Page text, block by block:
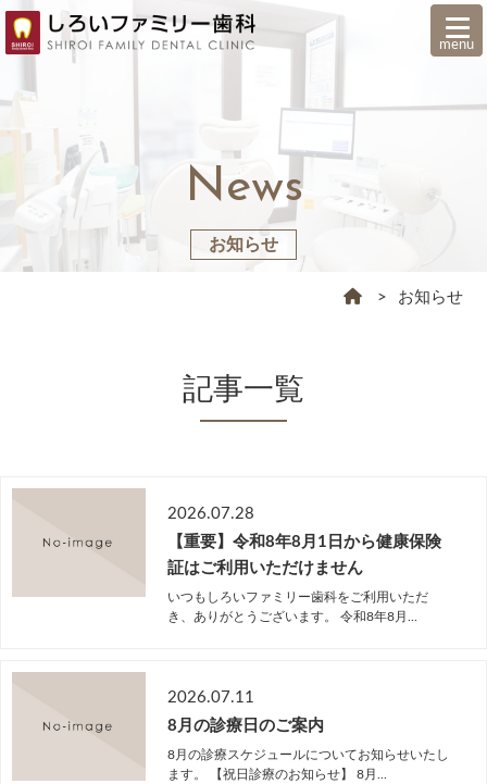
menu
痛みの少ない治療
審美歯科 ホワイトニング
小児歯科
インプラント
News
お知らせ
お知らせ
記事一覧
2026.07.28
【重要】令和8年8月1日から健康保険
証はご利用いただけません
いつもしろいファミリー歯科をご利用いただ
き、ありがとうございます。 令和8年8月...
2026.07.11
8月の診療日のご案内
8月の診療スケジュールについてお知らせいたし
ます。 【祝日診療のお知らせ】 8月...